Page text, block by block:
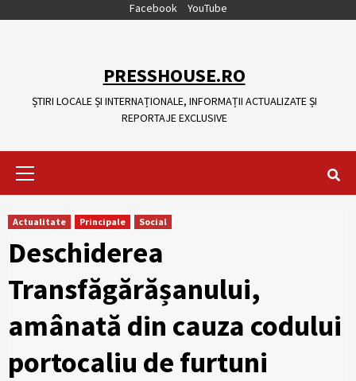
Facebook YouTube
PRESSHOUSE.RO
ȘTIRI LOCALE ȘI INTERNAȚIONALE, INFORMAȚII ACTUALIZATE ȘI
REPORTAJE EXCLUSIVE
Actualitate Principale Social
Deschiderea
Transfăgărășanului,
amânată din cauza codului
portocaliu de furtuni